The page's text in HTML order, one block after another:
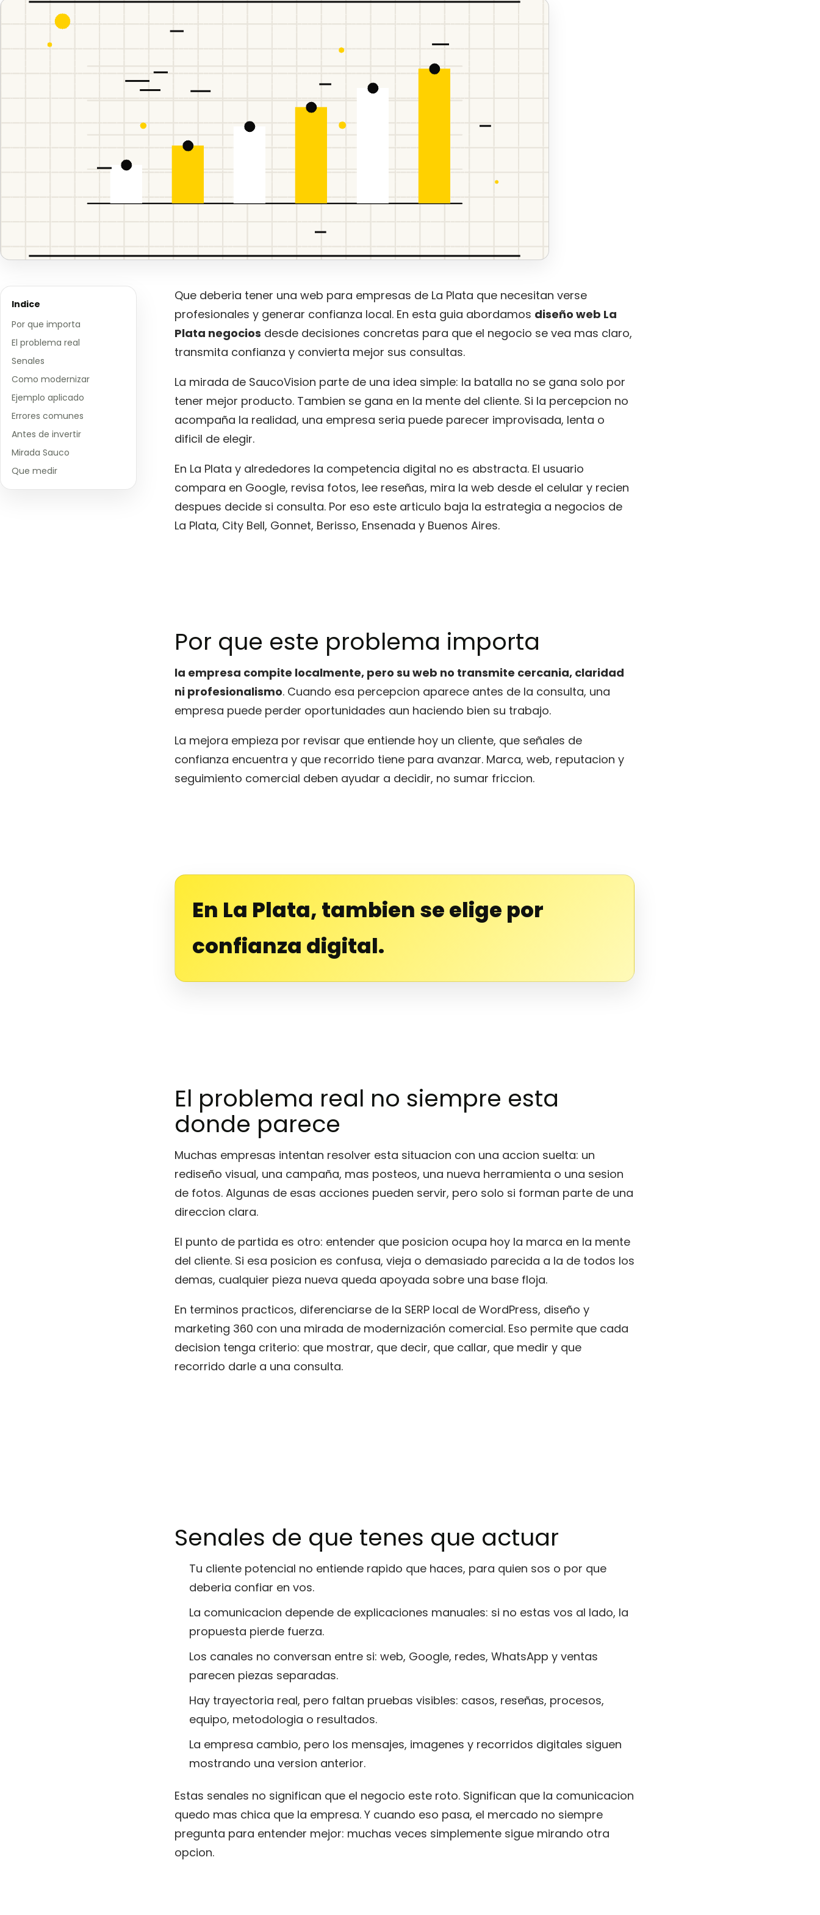
Indice
Por que importa
El problema real
Senales
Como modernizar
Ejemplo aplicado
Errores comunes
Antes de invertir
Mirada Sauco
Que medir
Que deberia tener una web para empresas de La Plata que necesitan verse
profesionales y generar confianza local. En esta guia abordamos diseño web La
Plata negocios desde decisiones concretas para que el negocio se vea mas claro,
transmita confianza y convierta mejor sus consultas.
La mirada de SaucoVision parte de una idea simple: la batalla no se gana solo por
tener mejor producto. Tambien se gana en la mente del cliente. Si la percepcion no
acompaña la realidad, una empresa seria puede parecer improvisada, lenta o
dificil de elegir.
En La Plata y alrededores la competencia digital no es abstracta. El usuario
compara en Google, revisa fotos, lee reseñas, mira la web desde el celular y recien
despues decide si consulta. Por eso este articulo baja la estrategia a negocios de
La Plata, City Bell, Gonnet, Berisso, Ensenada y Buenos Aires.
Por que este problema importa
la empresa compite localmente, pero su web no transmite cercania, claridad
ni profesionalismo. Cuando esa percepcion aparece antes de la consulta, una
empresa puede perder oportunidades aun haciendo bien su trabajo.
La mejora empieza por revisar que entiende hoy un cliente, que señales de
confianza encuentra y que recorrido tiene para avanzar. Marca, web, reputacion y
seguimiento comercial deben ayudar a decidir, no sumar friccion.
En La Plata, tambien se elige por
confianza digital.
El problema real no siempre esta
donde parece
Muchas empresas intentan resolver esta situacion con una accion suelta: un
rediseño visual, una campaña, mas posteos, una nueva herramienta o una sesion
de fotos. Algunas de esas acciones pueden servir, pero solo si forman parte de una
direccion clara.
El punto de partida es otro: entender que posicion ocupa hoy la marca en la mente
del cliente. Si esa posicion es confusa, vieja o demasiado parecida a la de todos los
demas, cualquier pieza nueva queda apoyada sobre una base floja.
En terminos practicos, diferenciarse de la SERP local de WordPress, diseño y
marketing 360 con una mirada de modernización comercial. Eso permite que cada
decision tenga criterio: que mostrar, que decir, que callar, que medir y que
recorrido darle a una consulta.
Senales de que tenes que actuar
Tu cliente potencial no entiende rapido que haces, para quien sos o por que
deberia confiar en vos.
La comunicacion depende de explicaciones manuales: si no estas vos al lado, la
propuesta pierde fuerza.
Los canales no conversan entre si: web, Google, redes, WhatsApp y ventas
parecen piezas separadas.
Hay trayectoria real, pero faltan pruebas visibles: casos, reseñas, procesos,
equipo, metodologia o resultados.
La empresa cambio, pero los mensajes, imagenes y recorridos digitales siguen
mostrando una version anterior.
Estas senales no significan que el negocio este roto. Significan que la comunicacion
quedo mas chica que la empresa. Y cuando eso pasa, el mercado no siempre
pregunta para entender mejor: muchas veces simplemente sigue mirando otra
opcion.